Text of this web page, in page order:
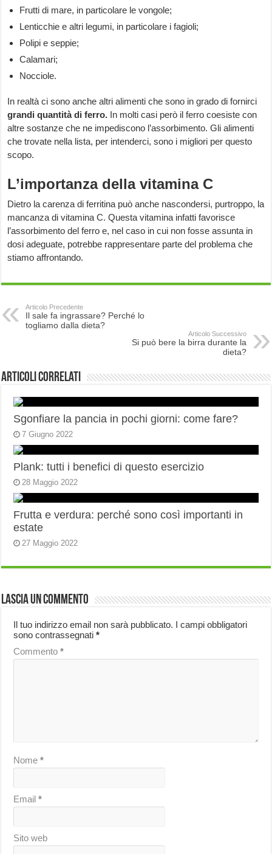
Frutti di mare, in particolare le vongole;
Lenticchie e altri legumi, in particolare i fagioli;
Polipi e seppie;
Calamari;
Nocciole.
In realtà ci sono anche altri alimenti che sono in grado di fornirci
grandi quantità di ferro. In molti casi però il ferro coesiste con
altre sostanze che ne impediscono l’assorbimento. Gli alimenti
che trovate nella lista, per intenderci, sono i migliori per questo
scopo.
L’importanza della vitamina C
Dietro la carenza di ferritina può anche nascondersi, purtroppo, la
mancanza di vitamina C. Questa vitamina infatti favorisce
l’assorbimento del ferro e, nel caso in cui non fosse assunta in
dosi adeguate, potrebbe rappresentare parte del problema che
stiamo affrontando.
Articolo Precedente
Il sale fa ingrassare? Perché lo
togliamo dalla dieta?
Articolo Successivo
Si può bere la birra durante la
dieta?
Articoli correlati
Sgonfiare la pancia in pochi giorni: come fare?
7 Giugno 2022
Plank: tutti i benefici di questo esercizio
28 Maggio 2022
Frutta e verdura: perché sono così importanti in
estate
27 Maggio 2022
Lascia un commento
Il tuo indirizzo email non sarà pubblicato. I campi obbligatori
sono contrassegnati*
Commento*
Nome*
Email*
Sito web